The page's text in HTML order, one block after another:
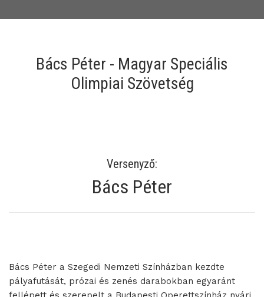
Bács Péter - Magyar Speciális
Olimpiai Szövetség
Versenyző:
Bács Péter
Bács Péter a Szegedi Nemzeti Színházban kezdte
pályafutását, prózai és zenés darabokban egyaránt